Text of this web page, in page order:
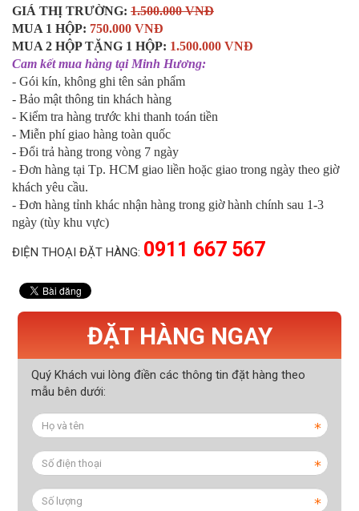
GIÁ THỊ TRƯỜNG: 1.500.000 VNĐ
MUA 1 HỘP: 750.000 VNĐ
MUA 2 HỘP TẶNG 1 HỘP: 1.500.000 VNĐ
Cam kết mua hàng tại Minh Hương:
- Gói kín, không ghi tên sản phẩm
- Bảo mật thông tin khách hàng
- Kiểm tra hàng trước khi thanh toán tiền
- Miễn phí giao hàng toàn quốc
- Đổi trả hàng trong vòng 7 ngày
- Đơn hàng tại Tp. HCM giao liền hoặc giao trong ngày theo giờ
khách yêu cầu.
- Đơn hàng tỉnh khác nhận hàng trong giờ hành chính sau 1-3
ngày (tùy khu vực)
ĐIỆN THOẠI ĐẶT HÀNG: 0911 667 567
ĐẶT HÀNG NGAY
Quý Khách vui lòng điền các thông tin đặt hàng theo
mẫu bên dưới: